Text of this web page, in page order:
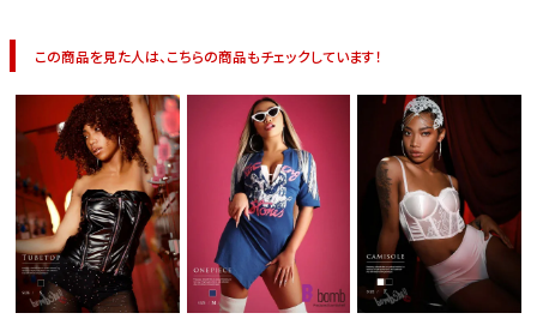
この商品を見た人は、こちらの商品もチェックしています！